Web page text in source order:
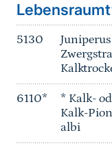
5130
6110*
* Kalk-
Kalk-
albi